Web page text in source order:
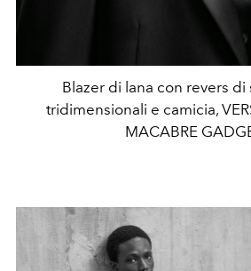
Blazer di lana con revers di
tridimensionali e camicia,
MACABRE